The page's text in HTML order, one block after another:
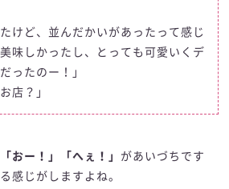
けど、並んだかいがあったって感じ
味しかったし、とっても可愛いくデ
ったのー！」
店？」
「おー！」「へぇ！」 があいづちです
じがしますよね。